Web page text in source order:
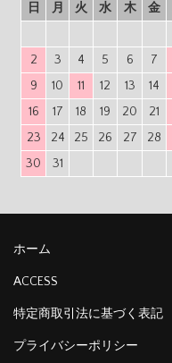
日
月 火 水 木 金
2
3 4 5 6 7
9
10 11 12 13 14
16
17 18 19 20 21
23
24 25 26 27 28
30
31
ホーム
ACCESS
特定商取引法に基づく表記
プライバシーポリシー